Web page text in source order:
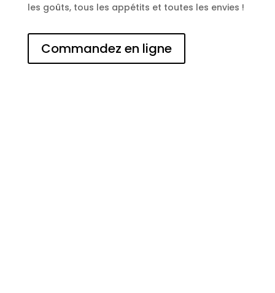
les goûts, tous les appétits et toutes les envies !
Commandez en ligne